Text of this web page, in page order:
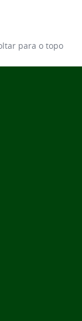
para o topo